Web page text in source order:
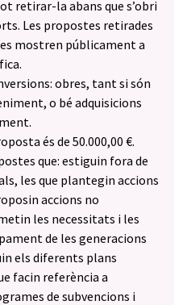
retirar-la abans que s’obri
Les propostes retirades
mostren públicament a
obres, tant si són
o bé adquisicions
és de 50.000,00 €.
que: estiguin fora de
les que plantegin accions
accions no
les necessitats i les
de les generacions
els diferents plans
facin referència a
de subvencions i